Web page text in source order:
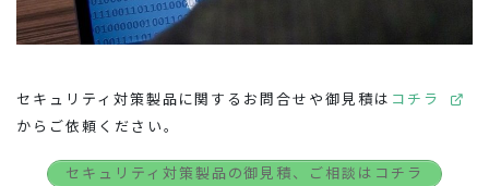
セキュリティ対策製品に関するお問合せや御見積は コチラ
からご依頼ください。
セキュリティ対策製品の御見積、ご相談はコチラ